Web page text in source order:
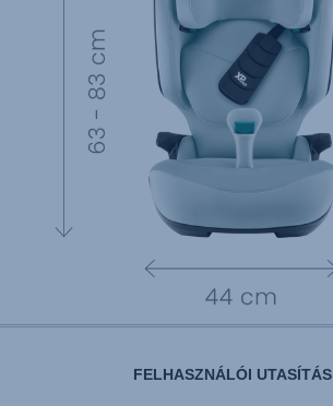
FELHASZNÁLÓI UTASÍTÁS